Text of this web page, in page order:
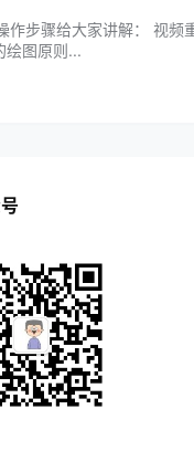
步骤给大家讲解： 视
绘图原则...